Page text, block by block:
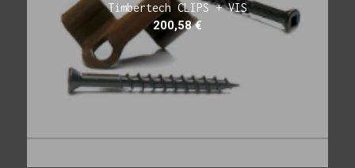
Timbertech CLIPS + VIS
200,58€